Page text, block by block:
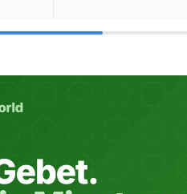
Die besten
Wählen Sie